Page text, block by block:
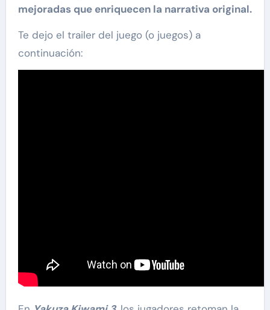
mejoradas que enriquecen la narrativa original.
Te dejo el trailer del juego (o juegos) a
continuación: